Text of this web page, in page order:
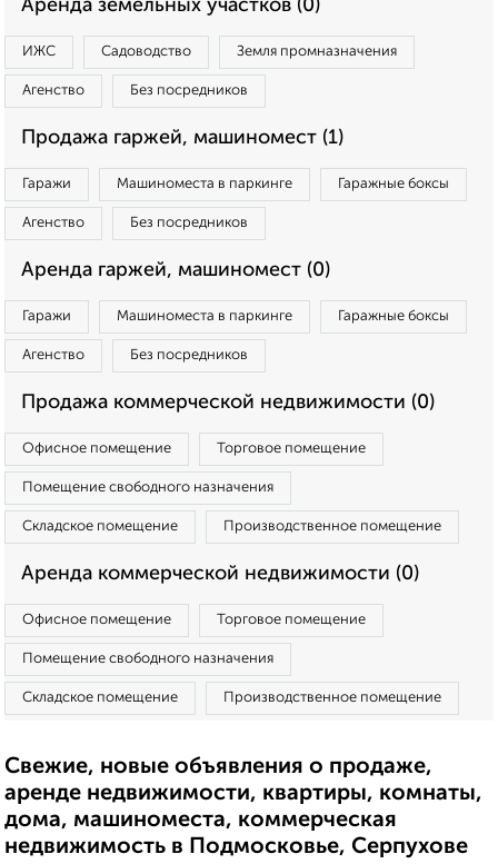
Аренда земельных участков (0)
ИЖС Садоводство Земля промназначения
Агенство Без посредников
Продажа гаржей, машиномест (1)
Гаражи Машиноместа в паркинге Гаражные боксы
Агенство Без посредников
Аренда гаржей, машиномест (0)
Гаражи Машиноместа в паркинге Гаражные боксы
Агенство Без посредников
Продажа коммерческой недвижимости (0)
Офисное помещение Торговое помещение
Помещение свободного назначения
Складское помещение Производственное помещение
Аренда коммерческой недвижимости (0)
Офисное помещение Торговое помещение
Помещение свободного назначения
Складское помещение Производственное помещение
Свежие, новые объявления о продаже,
аренде недвижимости, квартиры, комнаты,
дома, машиноместа, коммерческая
недвижимость в Подмосковье, Серпухове